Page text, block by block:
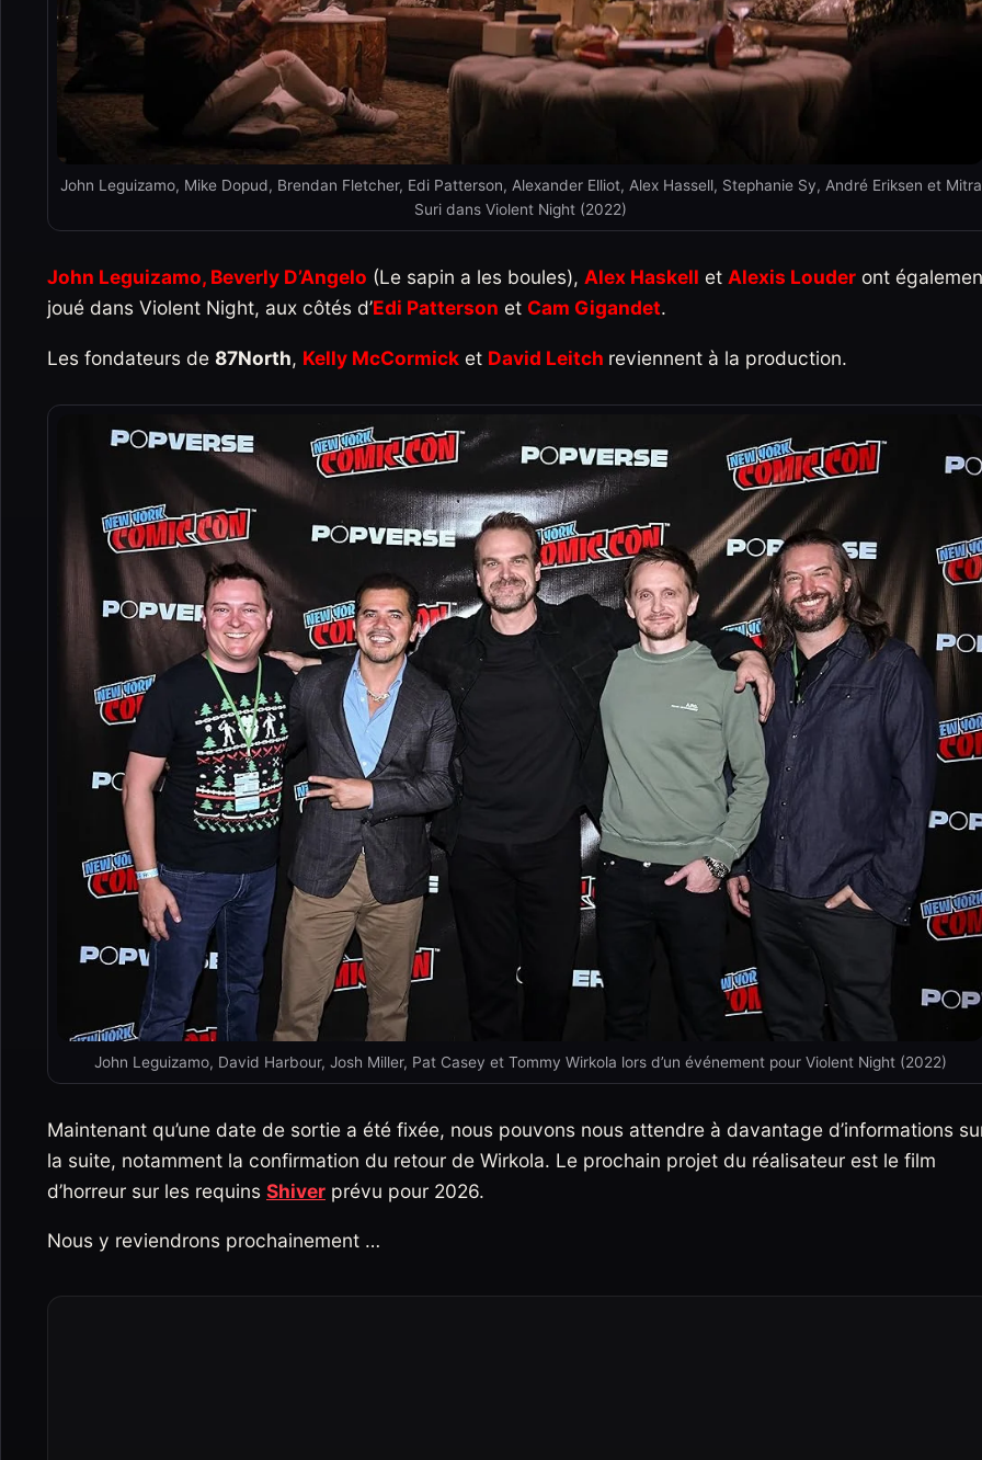
John Leguizamo, Mike Dopud, Brendan Fletcher, Edi Patterson, Alexander Elliot, Alex Hassell, Stephanie Sy, André Eriksen et Mitra
Suri dans Violent Night (2022)
John Leguizamo, Beverly D’Angelo (Le sapin a les boules), Alex Haskell et Alexis Louder ont
joué dans Violent Night, aux côtés d’Edi Patterson et Cam Gigandet.
Les fondateurs de 87North, Kelly McCormick et David Leitch reviennent à la production.
John Leguizamo, David Harbour, Josh Miller, Pat Casey et Tommy Wirkola lors d’un événement pour Violent Night (2022)
Maintenant qu’une date de sortie a été fixée, nous pouvons nous attendre à davantage d’informations
la suite, notamment la confirmation du retour de Wirkola. Le prochain projet du réalisateur est le film
d’horreur sur les requins Shiver prévu pour 2026.
Nous y reviendrons prochainement …